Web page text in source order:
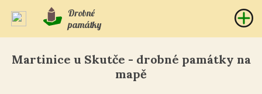
Drobné
památky
Martinice u Skutče - drobné památky na
mapě